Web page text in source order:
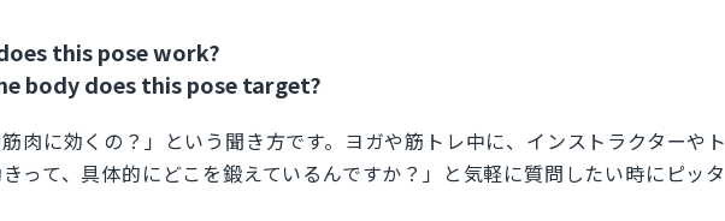
this pose work?
body does this pose target?
筋肉に効くの？」という聞き方です。ヨガや筋トレ中に、インストラクターやト
って、具体的にどこを鍛えているんですか？」と気軽に質問したい時にピッタ